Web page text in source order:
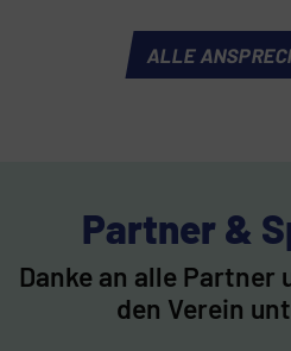
ALLE
Partner &
Danke an alle Partner
den Verein